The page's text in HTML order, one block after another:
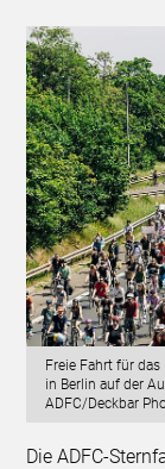
Freie Fahrt für
in Berlin auf der
ADFC/Deckbar
Die ADFC-